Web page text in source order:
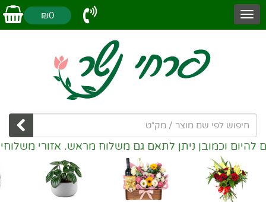
₪0
ניתן לתאם גם משלוח מראש. אזורי משלוחים: